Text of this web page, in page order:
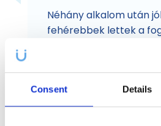
Consent Details
Néhány alkalom után
fehérebbek lettek a
Egyszerű folyamat és
Gábor K. Hiteles